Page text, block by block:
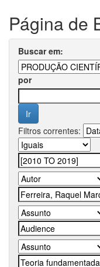
Página de
Buscar em:
por
Filtros correntes: